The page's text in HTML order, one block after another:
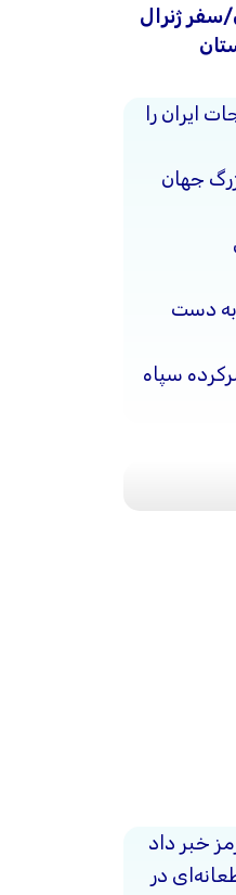
سفر ژنرال
ایران را
جهان
به دست
سپاه
خبر داد
در